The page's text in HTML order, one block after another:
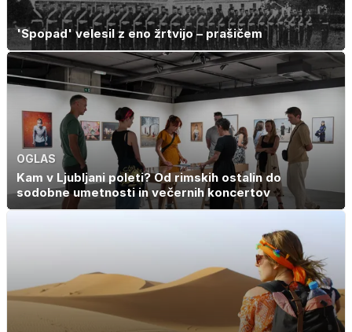
'Spopad' velesil z eno žrtvijo – prašičem
OGLAS
Kam v Ljubljani poleti? Od rimskih ostalin do
sodobne umetnosti in večernih koncertov